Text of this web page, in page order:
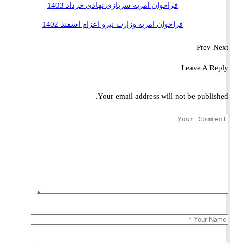
فراخوان امریه سربازی نهادی خرداد 1403
فراخوان امریه وزارت نیرو اعزام اسفند 1402
Prev
Leave A
Your email address will not be